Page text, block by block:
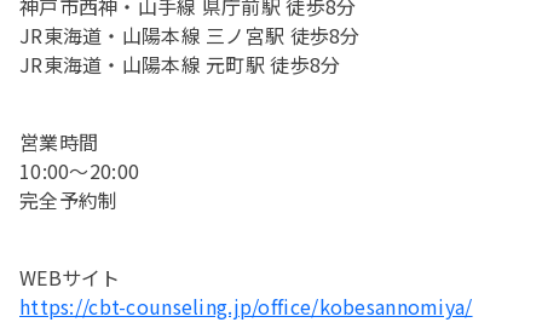
神戸市西神・山手線 県庁前駅 徒歩8分
JR東海道・山陽本線 三ノ宮駅 徒歩8分
JR東海道・山陽本線 元町駅 徒歩8分
営業時間
10:00〜20:00
完全予約制
WEBサイト
https://cbt-counseling.jp/office/kobesannomiya/